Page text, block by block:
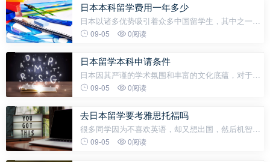
日本本科留学费用一年多少
日本以诸多优势吸引着众多中国留学生，其中之一就
是高性价比。今天就一起来看看去日本读本科，一年
90万日元（3.5万-4.4万人民币
09-05 0阅读
日本留学本科申请条件
日本因其严谨的学术氛围和丰富的文化底蕴，对于希
望赴日攻读本科学位的学生而言，提前详细了解日本
的，广州新东方前途出国小编整理
09-05 0阅读
去日本留学要考雅思托福吗
很多同学因为不喜欢英语，却又想出国，然后机智的
选择了去日本读书。然鹅，令他们没有想到的是：去
09-05 0阅读